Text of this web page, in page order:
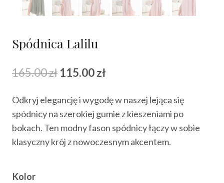
Spódnica Lalilu
165.00zł Pierwotna
wynosiła:
165.00 zł.
115.00zł
wynosi:
115.00 zł.
Odkryj elegancję i wygodę w naszej lejąca się
spódnicy na szerokiej gumie z kieszeniami po
bokach. Ten modny fason spódnicy łączy w sobie
klasyczny krój z nowoczesnym akcentem.
Kolor